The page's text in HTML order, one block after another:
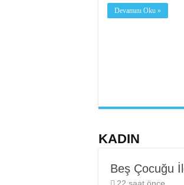
Devamını Oku »
KADIN
Beş Çocuğu